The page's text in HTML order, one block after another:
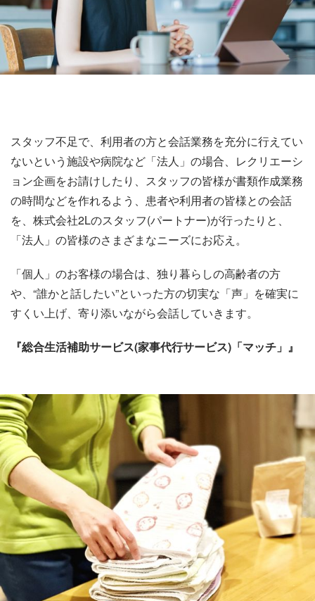
スタッフ不足で、利用者の方と会話業務を充分に行えてい
ないという施設や病院など「法人」の場合、レクリエーシ
ョン企画をお請けしたり、スタッフの皆様が書類作成業務
の時間などを作れるよう、患者や利用者の皆様との会話
を、株式会社2Lのスタッフ(パートナー)が行ったりと、
「法人」の皆様のさまざまなニーズにお応え。
「個人」のお客様の場合は、独り暮らしの高齢者の方
や、“誰かと話したい”といった方の切実な「声」を確実に
すくい上げ、寄り添いながら会話していきます。
『総合生活補助サービス(家事代行サービス)「マッチ」』